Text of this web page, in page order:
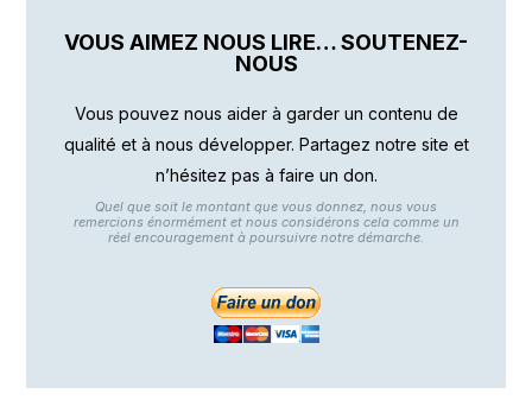
VOUS AIMEZ NOUS LIRE… SOUTENEZ-
NOUS
Vous pouvez nous aider à garder un contenu de
qualité et à nous développer. Partagez notre site et
n’hésitez pas à faire un don.
Quel que soit le montant que vous donnez, nous vous
remercions énormément et nous considérons cela comme un
réel encouragement à poursuivre notre démarche.